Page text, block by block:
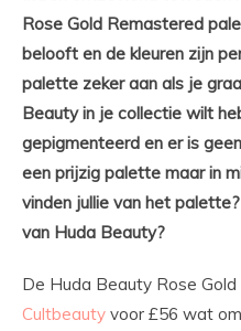
Rose Gold Remastered
belooft en de kleuren zijn
palette zeker aan als je
Beauty in je collectie wilt
gepigmenteerd en er is
een prijzig palette maar in
vinden jullie van het
van Huda Beauty?
De Huda Beauty Rose
Cultbeauty voor £56 wat